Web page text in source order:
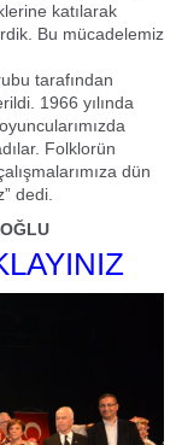
katılarak
Bu mücadelemiz
tarafından
1966 yılında
Folklorün
dün
dedi.